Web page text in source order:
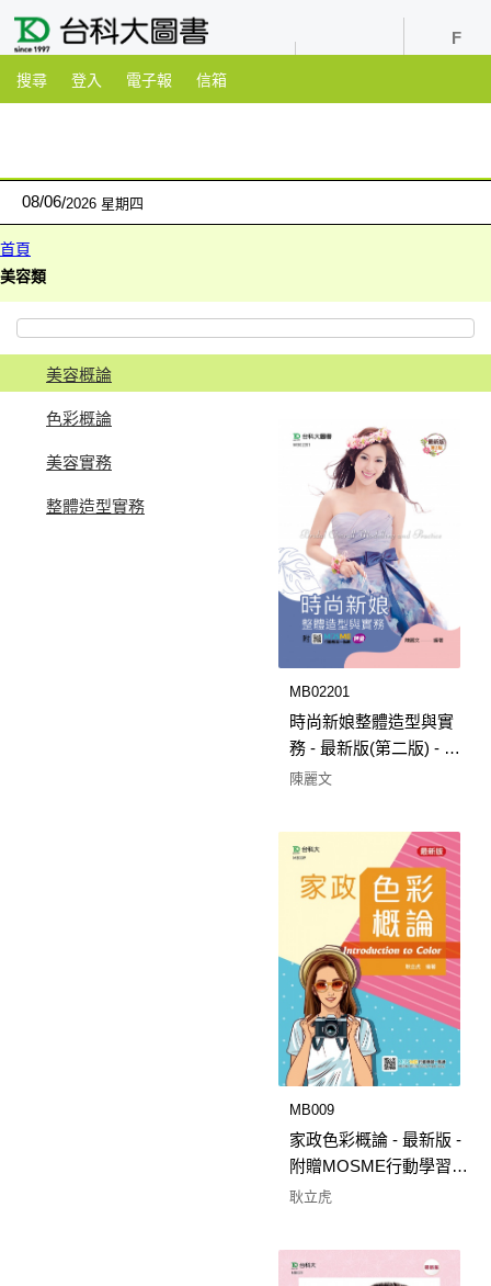
搜尋 登入 電子報 信箱
08/06 2026 星期四
首頁
美容類
美容概論
色彩概論
美容實務
整體造型實務
MB02201
時尚新娘整體造型與實
務 - 最新版(第二版) - 附
MOSME行動學習一點
陳麗文
MB009
家政色彩概論 - 最新版 -
附贈MOSME行動學習一
點通
耿立虎